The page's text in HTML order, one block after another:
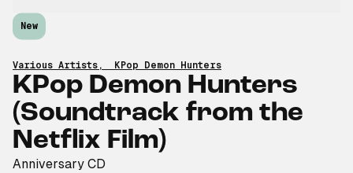
Various Artists , KPop Demon Hunters
KPop Demon Hunters
(Soundtrack from the
Netflix Film)
Anniversary CD
New